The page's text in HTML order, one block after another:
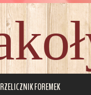
FOREMEK